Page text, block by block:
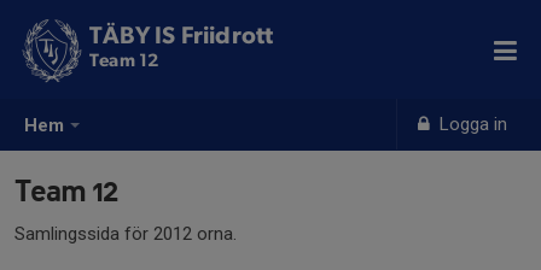
Hem Logga in
TÄBY IS Friidrott
Team 12
Team 12
Samlingssida för 2012 orna.